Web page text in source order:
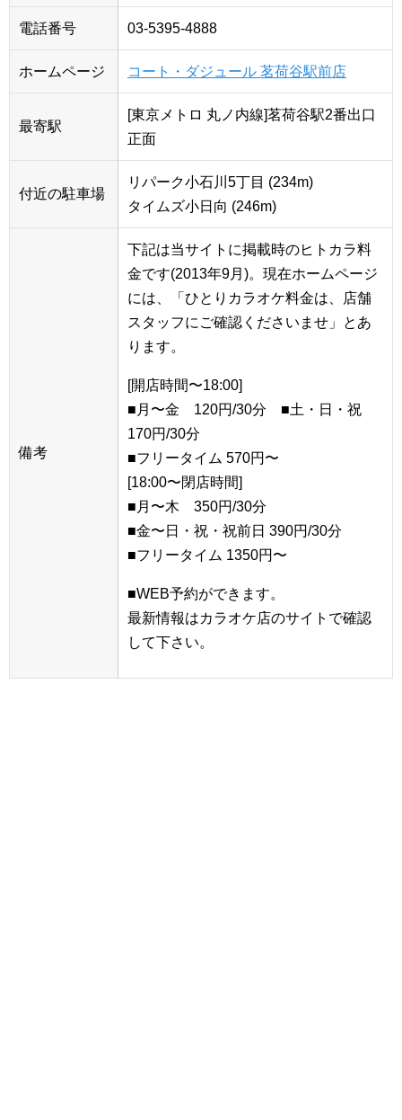
電話番号 03-5395-4888
ホームページ コート・ダジュール 茗荷谷駅前店
最寄駅
[東京メトロ 丸ノ内線]茗荷谷駅2番出口
正面
付近の駐車場
リパーク小石川5丁目 (234m)
タイムズ小日向 (246m)
備考
下記は当サイトに掲載時のヒトカラ料
金です(2013年9月)。現在ホームページ
には、「ひとりカラオケ料金は、店舗
スタッフにご確認くださいませ」とあ
ります。
[開店時間〜18:00]
■月〜金 120円/30分 ■土・日・祝
170円/30分
■フリータイム 570円〜
[18:00〜閉店時間]
■月〜木 350円/30分
■金〜日・祝・祝前日 390円/30分
■フリータイム 1350円〜
■WEB予約ができます。
最新情報はカラオケ店のサイトで確認
して下さい。